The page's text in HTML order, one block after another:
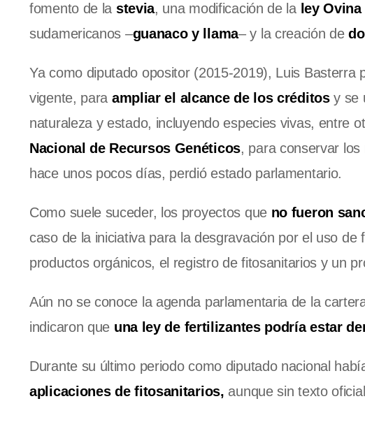
fomento de la stevia, una modificación de laley Ovina
sudamericanos –guanaco y llama– y la creación de
Ya como diputado opositor (2015-2019), Luis Basterra
vigente, para ampliar el alcance de los créditosy se
naturaleza y estado, incluyendo especies vivas, entre
Nacional de Recursos Genéticos, para conservar
hace unos pocos días, perdió estado parlamentario.
Como suele suceder, los proyectos queno fueron
caso de la iniciativa para la desgravación por el uso
productos orgánicos, el registro de fitosanitarios y un
Aún no se conoce la agenda parlamentaria de la
indicaron que una ley de fertilizantes podría estar
Durante su último periodo como diputado nacional
aplicaciones de fitosanitarios, aunque sin texto